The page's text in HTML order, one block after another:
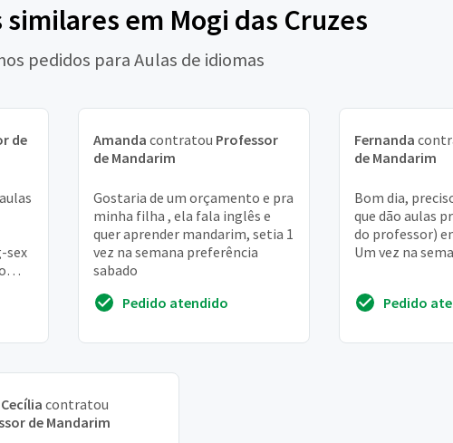
em Mogi das Cruzes
pedidos para Aulas de idiomas
de
sex
Amanda contratou Professor
de Mandarim
Gostaria de um orçamento e pra
minha filha , ela fala inglês e
quer aprender mandarim, setia 1
vez na semana preferência
sabado
Pedido atendido
Fernanda
de Mandarim
Bom dia,
que dão aulas
do professor)
Um vez na
Pedido
contratou
de Mandarim